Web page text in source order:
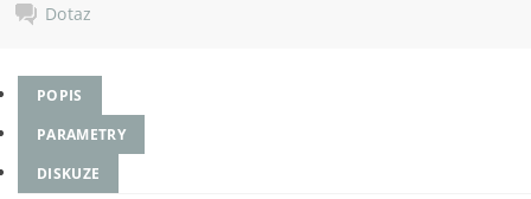
Dotaz
POPIS
PARAMETRY
DISKUZE